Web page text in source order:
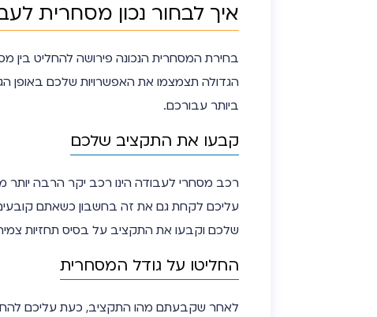
איך לבחור נכון מסחרית
בחירת המסחרית הנכונה פירושה להחליט בין
הגדולה תצמצמו את האפשרויות שלכם באופן
ביותר עבורכם.
קבעו את התקציב שלכם
רכב מסחרי לעבודה הינו רכב יקר הרבה יותר
עליכם לקחת גם את זה בחשבון כשאתם
שלכם וקבעו את התקציב על בסיס תחזיות
החליטו על גודל המסחרית
לאחר שקבעתם מהו התקציב, כעת עליכם